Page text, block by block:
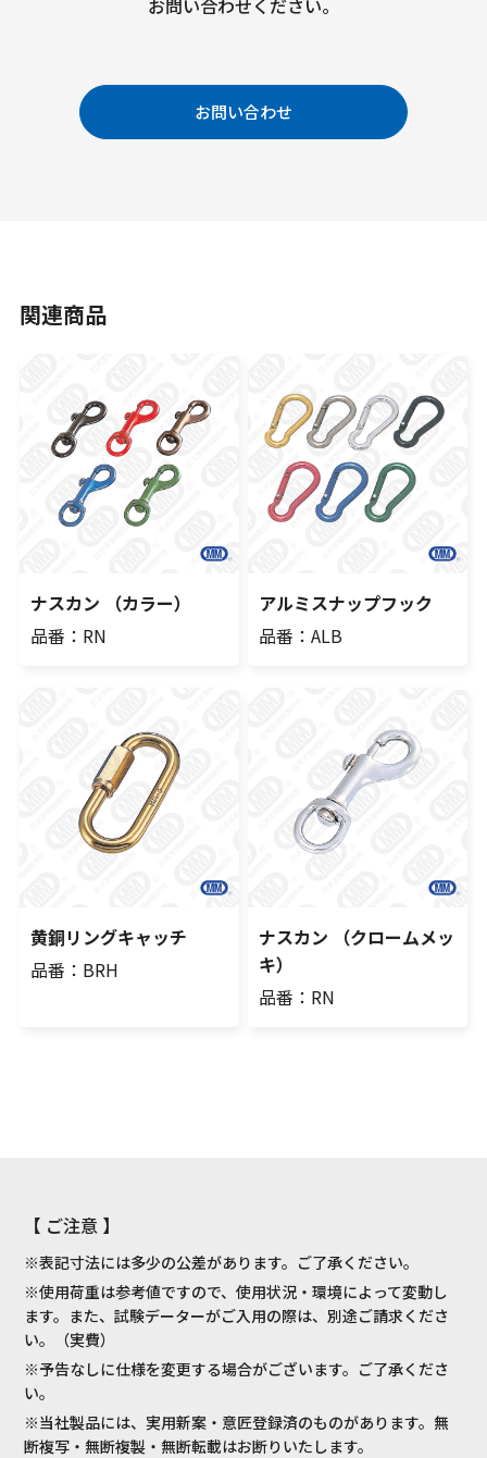
お問い合わせください。
お問い合わせ
関連商品
ナスカン （カラー）
品番：RN
アルミスナップフック
品番：ALB
黄銅リングキャッチ
品番：BRH
ナスカン （クロームメッ
キ）
品番：RN
【 ご注意 】
※表記寸法には多少の公差があります。ご了承ください。
※使用荷重は参考値ですので、使用状況・環境によって変動し
ます。また、試験データーがご入用の際は、別途ご請求くださ
い。（実費）
※予告なしに仕様を変更する場合がございます。ご了承くださ
い。
※当社製品には、実用新案・意匠登録済のものがあります。無
断複写・無断複製・無断転載はお断りいたします。